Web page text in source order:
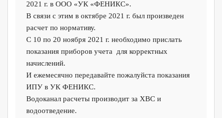
2021 г. в ООО «УК «ФЕНИКС».
В связи с этим в октябре 2021 г. был произведен
расчет по нормативу.
С 10 по 20 ноября 2021 г. необходимо прислать
показания приборов учета для корректных
начислений.
И ежемесячно передавайте пожалуйста показания
ИПУ в УК ФЕНИКС.
Водоканал расчеты производит за ХВС и
водоотведение.